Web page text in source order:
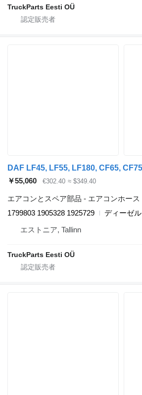
TruckParts Eesti OÜ
￥55,060 €302.40 ≈ $349.40
エアコンとスペア部品 - エアコンホース
1799803 1905328 1925729
ディーゼル
エストニア, Tallinn
TruckParts Eesti OÜ